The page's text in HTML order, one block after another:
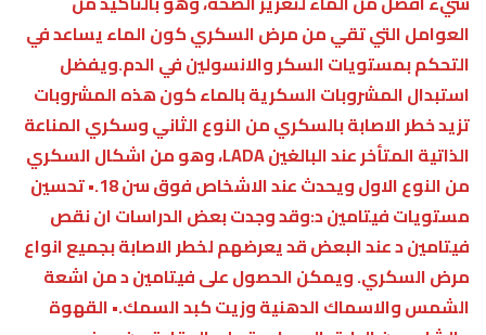
العوامل التي تقي من مرض السكري كون الماء يساعد في
التحكم بمستويات السكر والانسولين في الدم.ويفضل
استبدال المشروبات السكرية بالماء كون هذه المشروبات
تزيد خطر الاصابة بالسكري من النوع الثاني وسكري المناعة
الذاتية المتأخر عند البالغين LADA، وهو من اشكال السكري
من النوع الاول ويحدث عند الاشخاص فوق سن 18.• تحسين
مستويات فيتامين د:وقد وجدت بعض الدراسات ان نقص
فيتامين د عند البعض قد يعرضهم لخطر الاصابة بجميع انواع
مرض السكري. ويمكن الحصول على فيتامين د من اشعة
الشمس والاسماك الدهنية وزيت كبد السمك.• القهوة